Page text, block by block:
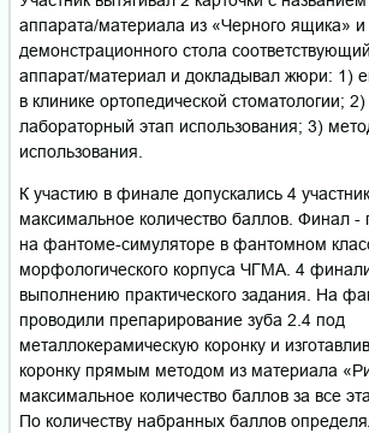
аппарата/материала из «Черного ящика»
демонстрационного стола
аппарат/материал и докладывал жюри: 1)
в клинике ортопедической стоматологии;
лабораторный этап использования; 3)
использования.
К участию в финале допускались 4
максимальное количество баллов. Финал -
на фантоме-симуляторе в фантомном
морфологического корпуса ЧГМА. 4
выполнению практического задания. На
проводили препарирование зуба 2.4 под
металлокерамическую коронку и
коронку прямым методом из материала
максимальное количество баллов за все
По количеству набранных баллов